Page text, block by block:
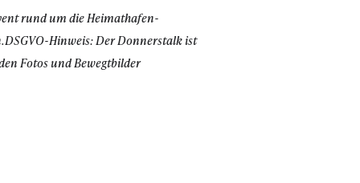
rund um die Heimathafen-
DSGVO-Hinweis: Der Donnerstalk ist
Fotos und Bewegtbilder